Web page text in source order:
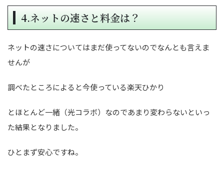
4.ネットの速さと料金は？
ネットの速さについてはまだ使ってないのでなんとも言えま
せんが
調べたところによると今使っている楽天ひかり
とほとんど一緒（光コラボ）なのであまり変わらないといっ
た結果となりました。
ひとまず安心ですね。